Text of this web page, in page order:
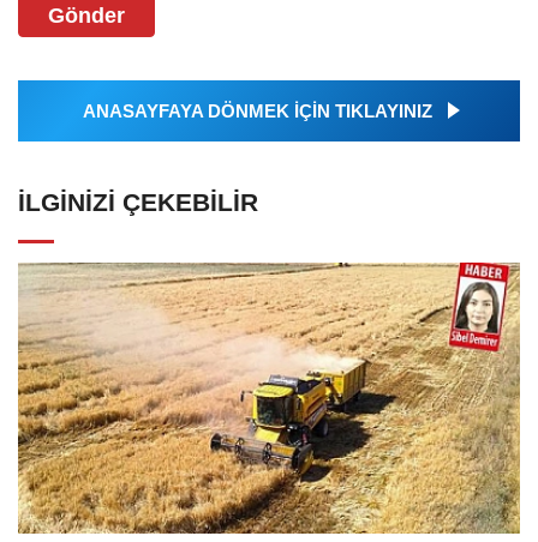
Gönder
ANASAYFAYA DÖNMEK İÇİN TIKLAYINIZ
İLGINIZI ÇEKEBILIR